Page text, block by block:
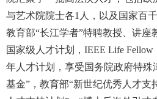
与艺术院院士各1人，以及国家百
教育部“长江学者”特聘教授、讲座
国家级人才计划，IEEE Life
年人才计划，享受国务院政府特殊
基金”，教育部“新世纪优秀人才支